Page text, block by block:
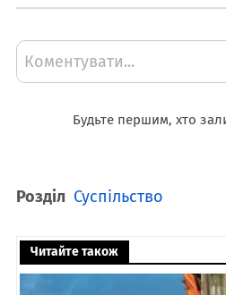
Коментувати...
Будьте першим, хто
Розділ Суспільство
Читайте також